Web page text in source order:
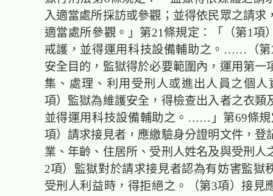
入適當處所採訪或參觀；並得依民眾之請求
適當處所參觀。」第21條規定：「（第1項
戒護，並得運用科技設備輔助之。……（第
安全目的，監獄得於必要範圍內，運用第一
集、處理、利用受刑人或進出人員之個人
項）監獄為維護安全，得檢查出入者之衣類
並得運用科技設備輔助之。……」第69條規
項）請求接見者，應繳驗身分證明文件，登
業、年齡、住居所、受刑人姓名及與受刑人
2項）監獄對於請求接見者認為有妨害監獄
受刑人利益時，得拒絕之。（第3項）接見